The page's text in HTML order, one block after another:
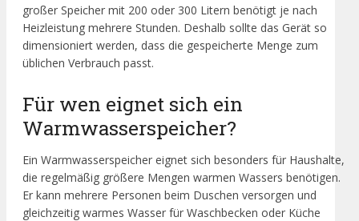
großer Speicher mit 200 oder 300 Litern benötigt je nach
Heizleistung mehrere Stunden. Deshalb sollte das Gerät so
dimensioniert werden, dass die gespeicherte Menge zum
üblichen Verbrauch passt.
Für wen eignet sich ein
Warmwasserspeicher?
Ein Warmwasserspeicher eignet sich besonders für Haushalte,
die regelmäßig größere Mengen warmen Wassers benötigen.
Er kann mehrere Personen beim Duschen versorgen und
gleichzeitig warmes Wasser für Waschbecken oder Küche